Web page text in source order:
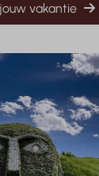
vakantie